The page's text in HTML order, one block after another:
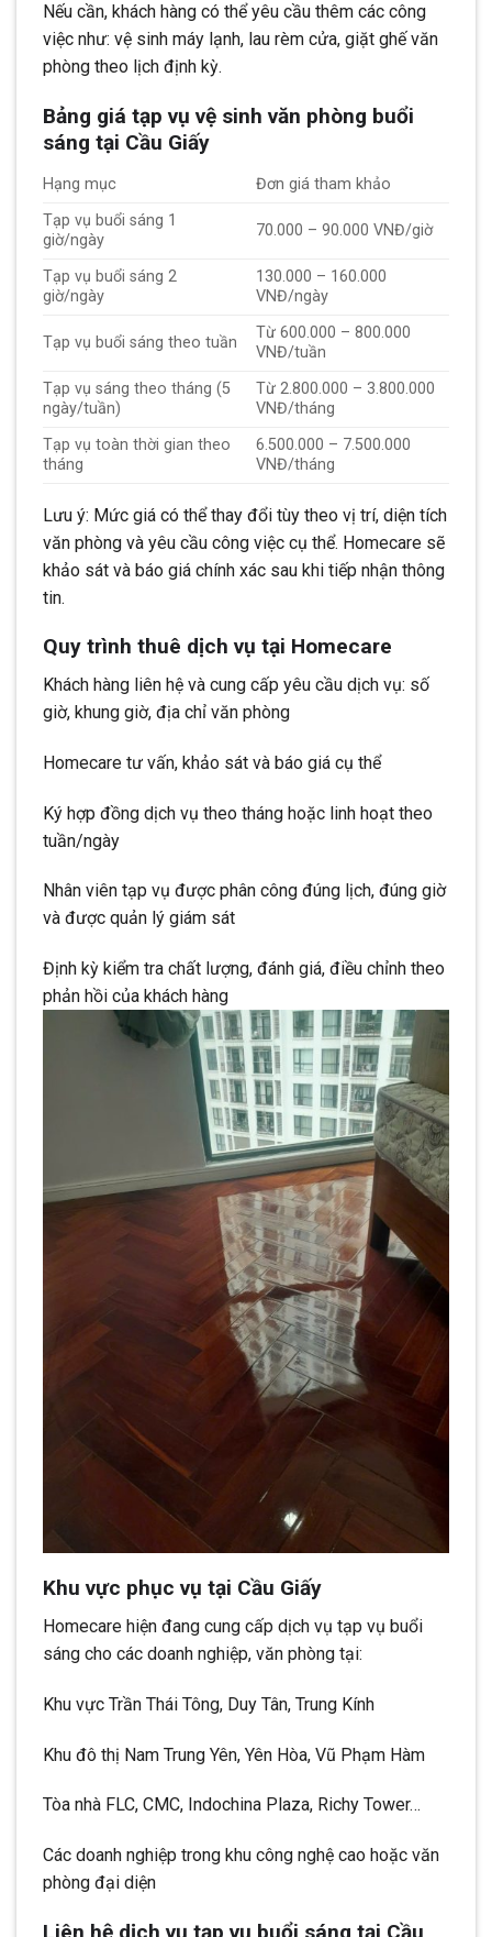
Nếu cần, khách hàng có thể yêu cầu thêm các công
việc như: vệ sinh máy lạnh, lau rèm cửa, giặt ghế văn
phòng theo lịch định kỳ.
Bảng giá tạp vụ vệ sinh văn phòng buổi
sáng tại Cầu Giấy
Hạng mục
Đơn giá tham khảo
Tạp vụ buổi sáng 1
giờ/ngày
70.000 – 90.000 VNĐ/giờ
Tạp vụ buổi sáng 2
giờ/ngày
130.000 – 160.000
VNĐ/ngày
Tạp vụ buổi sáng theo tuần
Từ 600.000 – 800.000
VNĐ/tuần
Tạp vụ sáng theo tháng (5
ngày/tuần)
Từ 2.800.000 – 3.800.000
VNĐ/tháng
Tạp vụ toàn thời gian theo
tháng
6.500.000 – 7.500.000
VNĐ/tháng
Lưu ý: Mức giá có thể thay đổi tùy theo vị trí, diện tích
văn phòng và yêu cầu công việc cụ thể. Homecare sẽ
khảo sát và báo giá chính xác sau khi tiếp nhận thông
tin.
Quy trình thuê dịch vụ tại Homecare
Khách hàng liên hệ và cung cấp yêu cầu dịch vụ: số
giờ, khung giờ, địa chỉ văn phòng
Homecare tư vấn, khảo sát và báo giá cụ thể
Ký hợp đồng dịch vụ theo tháng hoặc linh hoạt theo
tuần/ngày
Nhân viên tạp vụ được phân công đúng lịch, đúng giờ
và được quản lý giám sát
Định kỳ kiểm tra chất lượng, đánh giá, điều chỉnh theo
phản hồi của khách hàng
Khu vực phục vụ tại Cầu Giấy
Homecare hiện đang cung cấp dịch vụ tạp vụ buổi
sáng cho các doanh nghiệp, văn phòng tại:
Khu vực Trần Thái Tông, Duy Tân, Trung Kính
Khu đô thị Nam Trung Yên, Yên Hòa, Vũ Phạm Hàm
Tòa nhà FLC, CMC, Indochina Plaza, Richy Tower…
Các doanh nghiệp trong khu công nghệ cao hoặc văn
phòng đại diện